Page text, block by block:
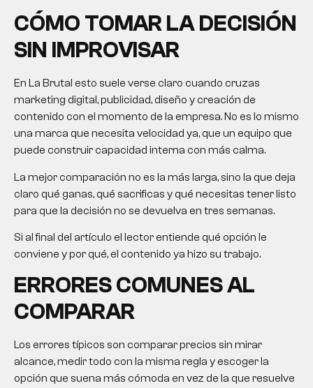
CÓMO TOMAR LA DECISIÓN
SIN IMPROVISAR
En La Brutal esto suele verse claro cuando cruzas
marketing digital, publicidad, diseño y creación de
contenido con el momento de la empresa. No es lo mismo
una marca que necesita velocidad ya, que un equipo que
puede construir capacidad interna con más calma.
La mejor comparación no es la más larga, sino la que deja
claro qué ganas, qué sacrificas y qué necesitas tener listo
para que la decisión no se devuelva en tres semanas.
Si al final del artículo el lector entiende qué opción le
conviene y por qué, el contenido ya hizo su trabajo.
ERRORES COMUNES AL
COMPARAR
Los errores típicos son comparar precios sin mirar
alcance, medir todo con la misma regla y escoger la
opción que suena más cómoda en vez de la que resuelve